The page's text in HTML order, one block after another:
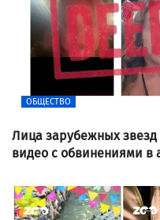
ОБЩЕСТВО
Лица зарубежных
видео с обвинениями в